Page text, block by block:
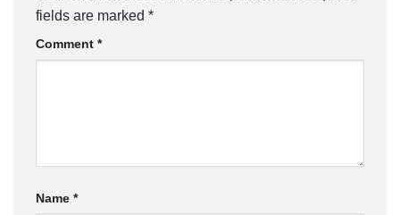
fields are marked *
Comment *
Name *